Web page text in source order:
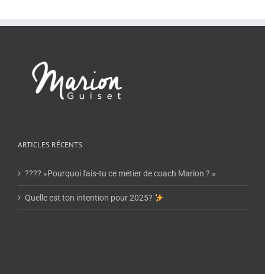
ARTICLES RÉCENTS
???? »Pourquoi fais-tu ce métier de coach Marion ? »
Quelle est ton intention pour 2025?